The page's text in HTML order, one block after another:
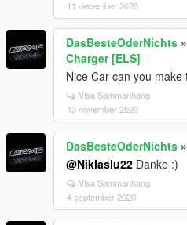
11 december 2020
DasBesteOderNichts »
Charger [ELS]
Nice Car can you
Visa Sammanhang
13 november 2020
DasBesteOderNichts »
@Niklaslu22 Danke :)
Visa Sammanhang
4 september 2020